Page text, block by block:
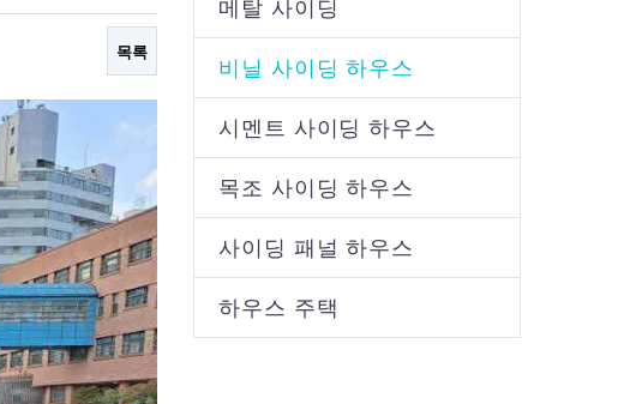
목록
메탈 사이딩
비닐 사이딩 하우스
시멘트 사이딩 하우스
목조 사이딩 하우스
사이딩 패널 하우스
하우스 주택